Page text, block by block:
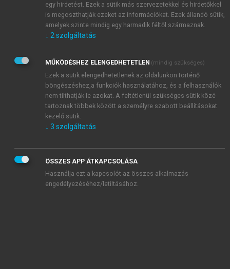
Kérek értesítést a MeRSZ újdonságairól, akcióiról.
Kérek értesítést az Akadémiai Kiadó Zrt. újdonságairól,
Adatkezelési tájékoztatóbanfoglaltakat tudomásul
veszem és elfogadom.
Általános vásárlási feltételeket, valamint a szotar.netés a
mersz.huoldalak licencszerződéseiben foglaltakat
tudomásul veszem és elfogadom.
KIPRÓBÁLOM
egy hirdetést. Ezek a sütik más szervezetekkel és hirdetőkkel
is megoszthatják ezeket az információkat. Ezek állandó sütik,
amelyek szinte mindig egy harmadik féltől származnak.
↓ 2 szolgáltatás
MŰKÖDÉSHEZ ELENGEDHETETLEN (mindig szükséges)
Ezek a sütik elengedhetetlenek az oldalunkon történő
böngészéshez,a funkciók használatához, és a felhasználók
nem tilthatják le azokat. A feltétlenül szükséges sütik közé
tartoznak többek között a személyre szabott beállításokat
kezelő sütik.
↓ 3 szolgáltatás
ÖSSZES APP ÁTKAPCSOLÁSA
Használja ezt a kapcsolót az összes alkalmazás
engedélyezéséhez/letiltásához.